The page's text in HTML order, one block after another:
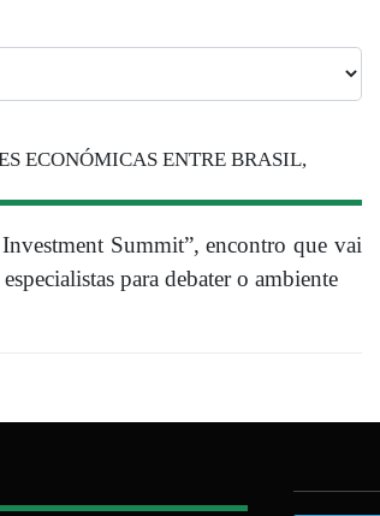
ECONÓMICAS ENTRE BRASIL,
Summit”, encontro que vai
para debater o ambiente